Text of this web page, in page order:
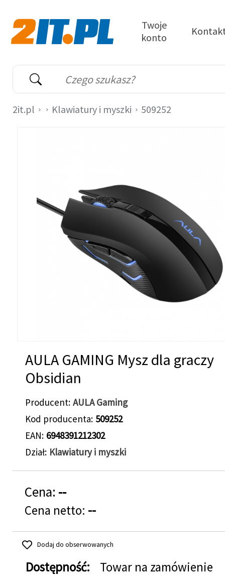
Wyszukiwarka
Słowo kluczowe
Twoje
konto
2it.pl Klawiatury i myszki 509252
AULA GAMING Mysz dla graczy
Obsidian
Producent AULA Gaming
Kod producenta 509252
EAN 6948391212302
Dział Klawiatury i myszki
Cena: --
Cena netto: --
Dodaj do obserwowanych
Dostępność:
Towar na zamówienie